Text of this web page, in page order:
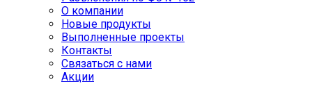
О компании
Новые продукты
Выполненные проекты
Контакты
Связаться с нами
Акции